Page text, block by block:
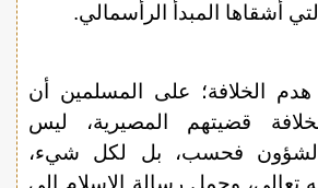
أشقاها المبدأ الرأسمالي.
الخلافة؛ على المسلمين أن
قضيتهم المصيرية، ليس
الشؤون فحسب، بل لكل شيء،